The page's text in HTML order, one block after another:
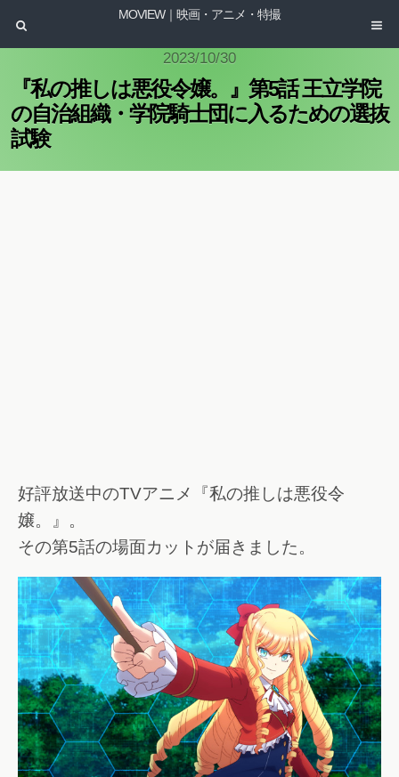
MOVIEW｜映画・アニメ・特撮
2023/10/30
『私の推しは悪役令嬢。』第5話 王立学院
の自治組織・学院騎士団に入るための選抜
試験
好評放送中のTVアニメ『私の推しは悪役令
嬢。』。
その第5話の場面カットが届きました。